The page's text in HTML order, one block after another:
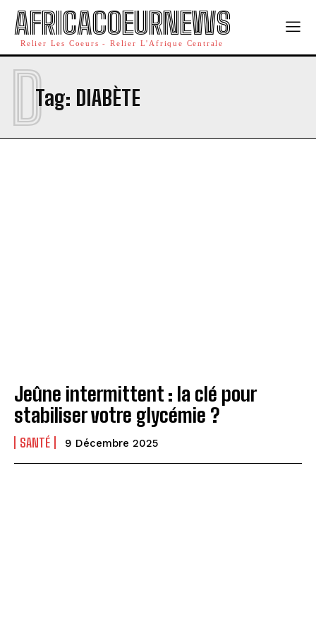
AFRICACOEURNEWS
Relier Les Coeurs - Relier L'Afrique Centrale
Tag: DIABÈTE
D
Jeûne intermittent : la clé pour
stabiliser votre glycémie ?
SANTÉ 9 Décembre 2025